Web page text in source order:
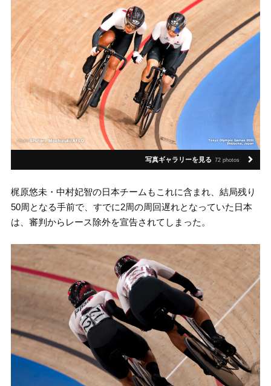
写真ギャラリーを見る 72 photos
梶原悠未・中村妃智の日本チームもこれに含まれ、結局残り
50周となる手前で、すでに2周の周回遅れとなっていた日本
は、審判からレース除外を宣告されてしまった。